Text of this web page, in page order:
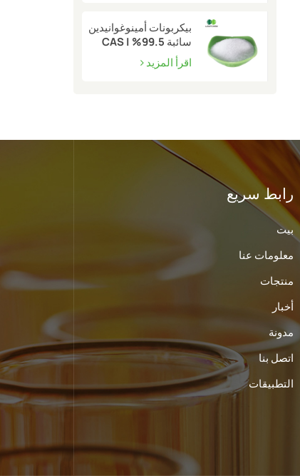
بيكربونات أمينوغوانيدين
سائبة 99.5% | CAS
2582-30-1
اقرأ المزيد
رابط سريع
بيت
معلومات عنا
منتجات
أخبار
مدونة
اتصل بنا
التطبيقات